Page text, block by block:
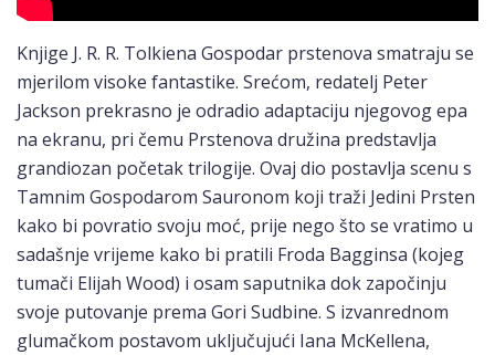
Knjige J. R. R. Tolkiena Gospodar prstenova smatraju se
mjerilom visoke fantastike. Srećom, redatelj Peter
Jackson prekrasno je odradio adaptaciju njegovog epa
na ekranu, pri čemu Prstenova družina predstavlja
grandiozan početak trilogije. Ovaj dio postavlja scenu s
Tamnim Gospodarom Sauronom koji traži Jedini Prsten
kako bi povratio svoju moć, prije nego što se vratimo u
sadašnje vrijeme kako bi pratili Froda Bagginsa (kojeg
tumači Elijah Wood) i osam saputnika dok započinju
svoje putovanje prema Gori Sudbine. S izvanrednom
glumačkom postavom uključujući Iana McKellena,